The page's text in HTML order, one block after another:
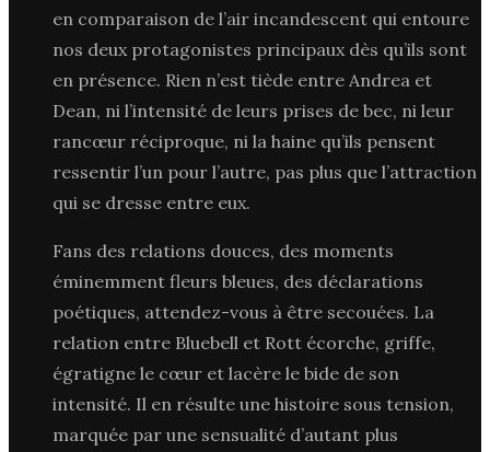
en comparaison de l’air incandescent qui entoure
nos deux protagonistes principaux dès qu’ils sont
en présence. Rien n’est tiède entre Andrea et
Dean, ni l’intensité de leurs prises de bec, ni leur
rancœur réciproque, ni la haine qu’ils pensent
ressentir l’un pour l’autre, pas plus que l’attraction
qui se dresse entre eux.
Fans des relations douces, des moments
éminemment fleurs bleues, des déclarations
poétiques, attendez-vous à être secouées. La
relation entre Bluebell et Rott écorche, griffe,
égratigne le cœur et lacère le bide de son
intensité. Il en résulte une histoire sous tension,
marquée par une sensualité d’autant plus